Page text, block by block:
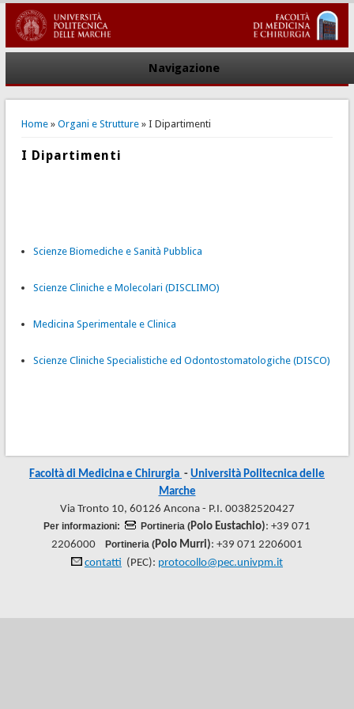
Navigazione
Home» Organi e Strutture» I Dipartimenti
I Dipartimenti
Scienze Biomediche e Sanità Pubblica
Scienze Cliniche e Molecolari (DISCLIMO)
Medicina Sperimentale e Clinica
Scienze Cliniche Specialistiche ed Odontostomatologiche (DISCO)
Facoltà di Medicina e Chirurgia - Università Politecnica delle
Marche
Via Tronto 10, 60126 Ancona - P.I. 00382520427
Per informazioni: Portineria (Polo Eustachio): +39 071
2206000
Portineria (Polo Murri): +39 071 2206001
contatti (PEC): protocollo@pec.univpm.it